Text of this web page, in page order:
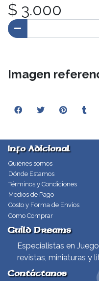
$ 3.000
Imagen
Info Adicional
Quiénes somos
Dónde Estamos
Términos y Condiciones
Medios de Pago
Costo y Forma de Envíos
Como Comprar
Guild Dreams
Especialistas en
revistas, miniaturas y
Contáctanos